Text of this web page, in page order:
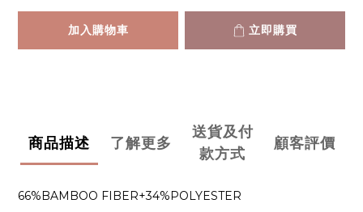
加入購物車 立即購買
商品描述 了解更多
送貨及付
款方式
顧客評價
66%BAMBOO FIBER+34%POLYESTER